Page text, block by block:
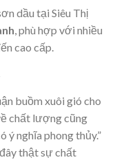
dầu tại Siêu Thị
, phù hợp với nhiều
cao cấp.
buồm xuôi gió cho
chất lượng cũng
ý nghĩa phong thủy.”
thật sự chất